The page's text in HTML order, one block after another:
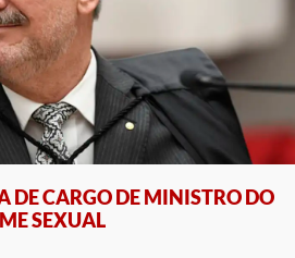
DE CARGO DE MINISTRO DO
SEXUAL